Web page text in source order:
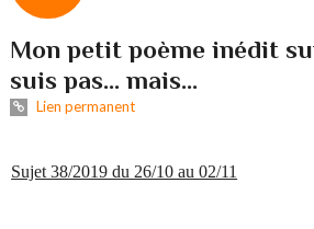
Mon petit poème inédit
suis pas... mais...
Lien permanent
Sujet 38/2019 du 26/10 au 02/11